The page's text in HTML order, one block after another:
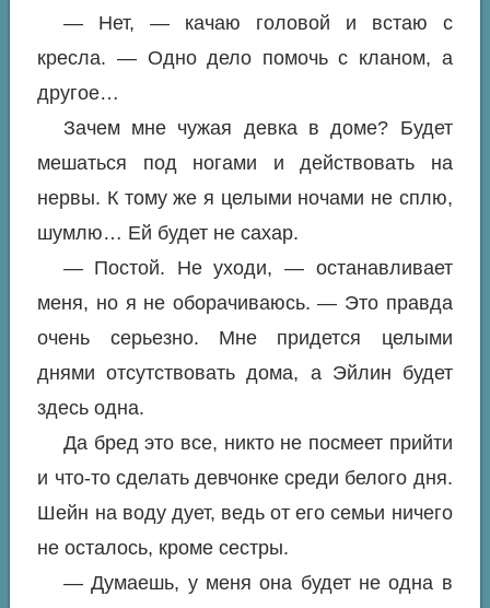
— Нет, — качаю головой и встаю с
кресла. — Одно дело помочь с кланом, а
другое…
Зачем мне чужая девка в доме? Будет
мешаться под ногами и действовать на
нервы. К тому же я целыми ночами не сплю,
шумлю… Ей будет не сахар.
— Постой. Не уходи, — останавливает
меня, но я не оборачиваюсь. — Это правда
очень серьезно. Мне придется целыми
днями отсутствовать дома, а Эйлин будет
здесь одна.
Да бред это все, никто не посмеет прийти
и что-то сделать девчонке среди белого дня.
Шейн на воду дует, ведь от его семьи ничего
не осталось, кроме сестры.
— Думаешь, у меня она будет не одна в